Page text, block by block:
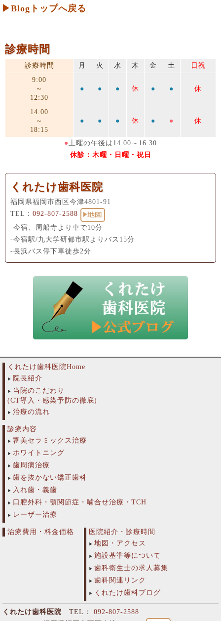
▶Blogトップへ戻る
診療時間
診療時間 月 火 水 木 金 土
日祝
9:00
～
12:30
● ● ● 休 ● ● 休
14:00
～
18:15
● ● ● 休 ● ● 休
●土曜の午後は14:00～16:30
休診：木曜・日曜・祝日
くれたけ歯科医院
福岡県福岡市西区今津4801-91
TEL： 092-807-2588
-今宿、周船寺より車で10分
-今宿駅/九大学研都市駅よりバス15分
-長浜バス停下車徒歩2分
くれたけ歯科医院Home
院長紹介
当院のこだわり
(CT導入・感染予防の徹底)
治療の流れ
診療内容
審美セラミックス治療
ホワイトニング
歯周病治療
歯を抜かない矯正歯科
入れ歯・義歯
口腔外科・顎関節症・噛合せ治療・TCH
レーザー治療
治療費用・料金価格
医院紹介・診療時間
地図・アクセス
施設基準等について
歯科衛生士の求人募集
歯科関連リンク
くれたけ歯科ブログ
くれたけ歯科医院 TEL：
092-807-2588